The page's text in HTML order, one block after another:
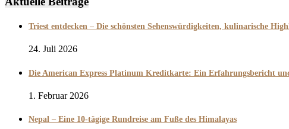
Triest entdecken – Die schönsten Sehenswürdigkeiten, kulinarische
24. Juli 2026
Die American Express Platinum Kreditkarte: Ein Erfahrungsbericht
1. Februar 2026
Nepal – Eine 10-tägige Rundreise am Fuße des Himalayas